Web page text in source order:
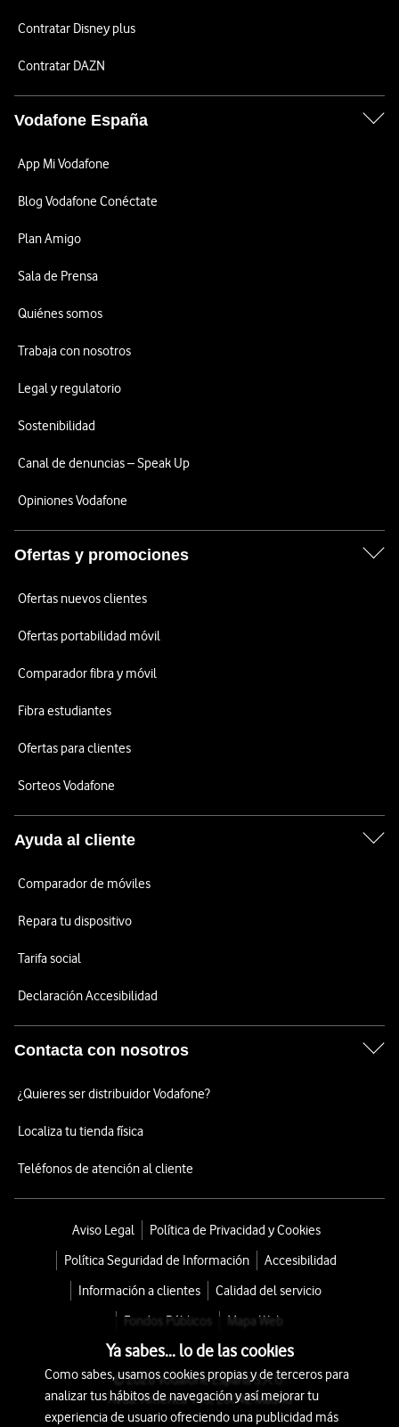
Contratar Disney plus
Contratar DAZN
Vodafone España
App Mi Vodafone
Blog Vodafone Conéctate
Plan Amigo
Sala de Prensa
Quiénes somos
Trabaja con nosotros
Legal y regulatorio
Sostenibilidad
Canal de denuncias – Speak Up
Opiniones Vodafone
Ofertas y promociones
Ofertas nuevos clientes
Ofertas portabilidad móvil
Comparador fibra y móvil
Fibra estudiantes
Ofertas para clientes
Sorteos Vodafone
Ayuda al cliente
Comparador de móviles
Repara tu dispositivo
Tarifa social
Declaración Accesibilidad
Contacta con nosotros
¿Quieres ser distribuidor Vodafone?
Localiza tu tienda física
Teléfonos de atención al cliente
Aviso Legal
Política de Privacidad y Cookies
Política Seguridad de Información
Accesibilidad
Información a clientes
Calidad del servicio
Fondos Públicos
Mapa Web
© 2026 Vodafone España S.A.U.
Avda. América 115, 28042 Madrid
Ya sabes... lo de las cookies
Como sabes, usamos cookies propias y de terceros para
analizar tus hábitos de navegación y así mejorar tu
experiencia de usuario ofreciendo una publicidad más